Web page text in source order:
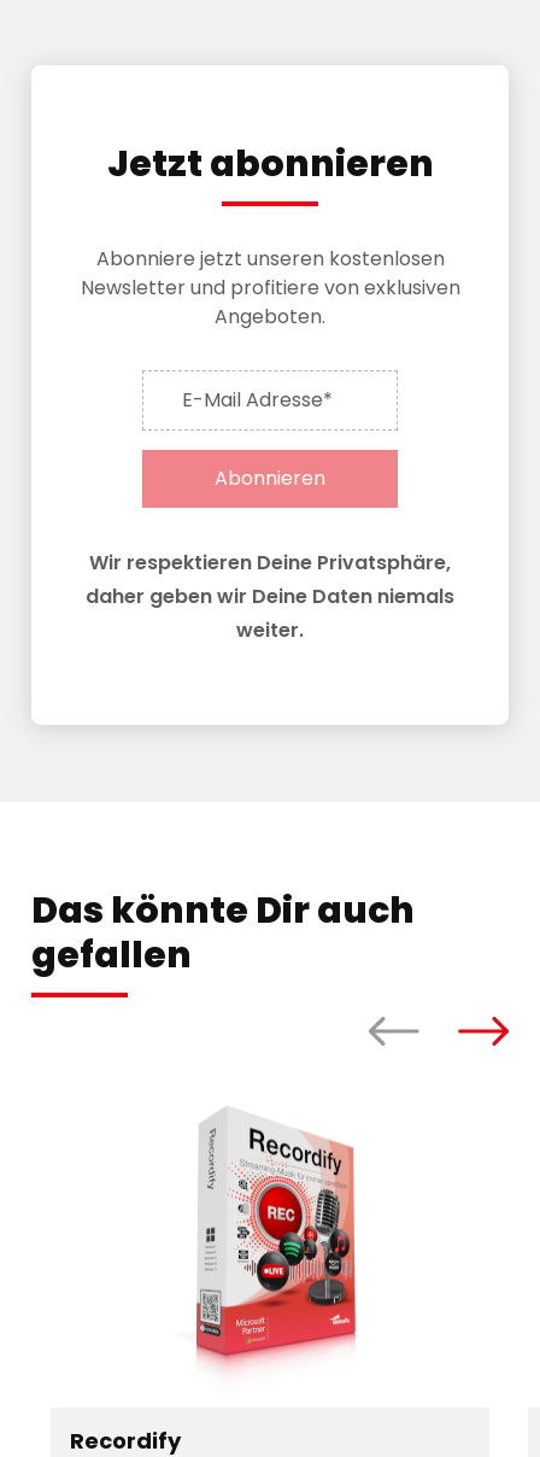
Jetzt abonnieren
Abonniere jetzt unseren kostenlosen
Newsletter und profitiere von exklusiven
Angeboten.
E-Mail Adresse*
Abonnieren
Wir respektieren Deine Privatsphäre,
daher geben wir Deine Daten niemals
weiter.
Das könnte Dir auch
gefallen
Recordify